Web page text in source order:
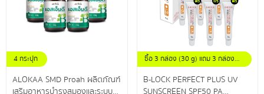
4 กระปุก
ALOKAA SMD Proah ผลิตภัณฑ์
เสริมอาหารบำรุงสมองและระบบ
ซื้อ 3 กล่อง (30 g) แถม 3 กล่อง
(30 g)
B-LOCK PERFECT PLUS UV
SUNSCREEN SPF50 PA